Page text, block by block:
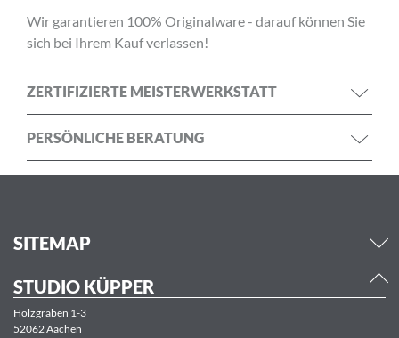
Wir garantieren 100% Originalware - darauf können Sie
sich bei Ihrem Kauf verlassen!
ZERTIFIZIERTE MEISTERWERKSTATT
PERSÖNLICHE BERATUNG
SITEMAP
STUDIO KÜPPER
Holzgraben 1-3
52062 Aachen